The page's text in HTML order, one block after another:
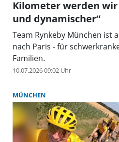
Kilometer werden
und dynamischer”
Team Rynkeby München ist
nach Paris - für
Familien.
10.07.2026 09:02 Uhr
MÜNCHEN